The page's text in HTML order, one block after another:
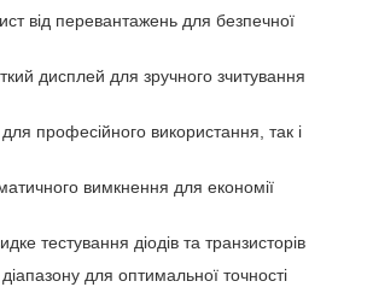
від перевантажень для безпечної
дисплей для зручного зчитування
професійного використання, так і
вимкнення для економії
тестування діодів та транзисторів
для оптимальної точності